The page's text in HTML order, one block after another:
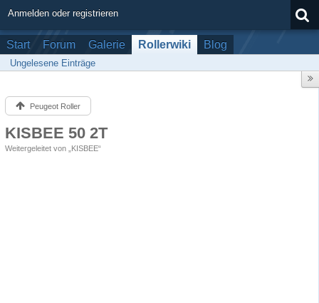
Anmelden oder registrieren
Start Forum Galerie Rollerwiki Blog
Ungelesene Einträge
Peugeot Roller
KISBEE 50 2T
Weitergeleitet von „KISBEE“